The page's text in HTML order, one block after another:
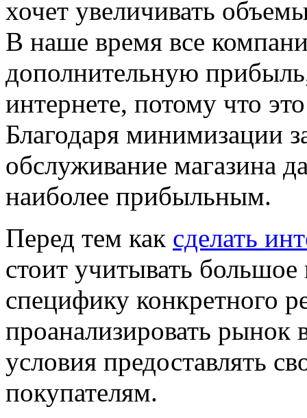
хочет увеличивать
В наше время все
дополнительную
интернете, потому что
Благодаря минимизации
обслуживание магазина
наиболее прибыльным.
Перед тем как сделать
стоит учитывать
специфику конкретного
проанализировать
условия предоставлять
покупателям.